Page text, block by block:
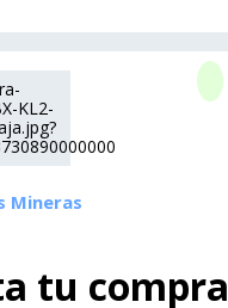
Mineras
tu compra